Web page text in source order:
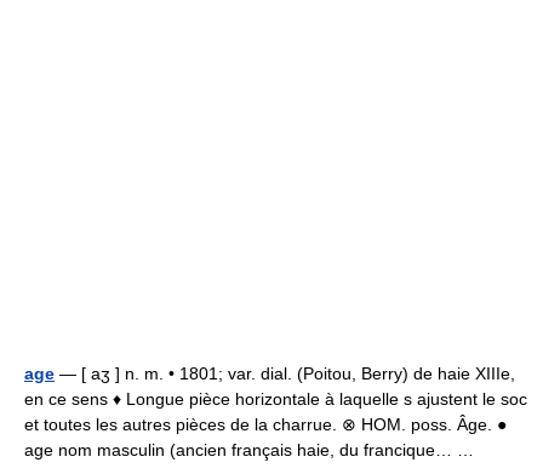
age — [ aʒ ] n. m. • 1801; var. dial. (Poitou, Berry) de haie XIIIe,
en ce sens ♦ Longue pièce horizontale à laquelle s ajustent le soc
et toutes les autres pièces de la charrue. ⊗ HOM. poss. Âge. ●
age nom masculin (ancien français haie, du francique… …